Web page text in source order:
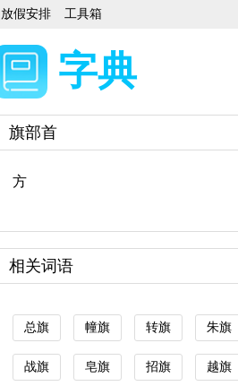
放假安排 工具箱
字典
旗部首
方
相关词语
总旗 幢旗 转旗 朱旗
战旗 皂旗 招旗 越旗